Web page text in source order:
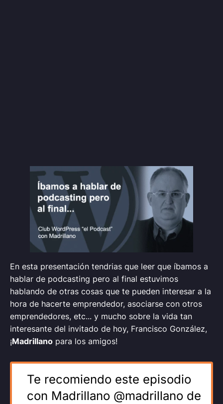
En esta presentación tendrias que leer que íbamos a
hablar de podcasting pero al final estuvimos
hablando de otras cosas que te pueden interesar a la
hora de hacerte emprendedor, asociarse con otros
emprendedores, etc... y mucho sobre la vida tan
interesante del invitado de hoy, Francisco González,
¡Madrillano para los amigos!
Te recomiendo este episodio
con Madrillano @madrillano de